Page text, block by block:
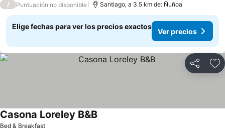
/ Puntuación no disponible Santiago, a 3.5 km de: Ñuñoa
Elige fechas para ver los precios exactos
Ver precios
Compartir
Bed & Breakfast
Casona Loreley B&B